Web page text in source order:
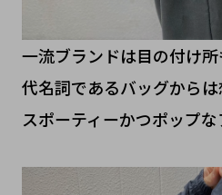
一流ブランドは目の付け
代名詞であるバッグからは
スポーティーかつポップな